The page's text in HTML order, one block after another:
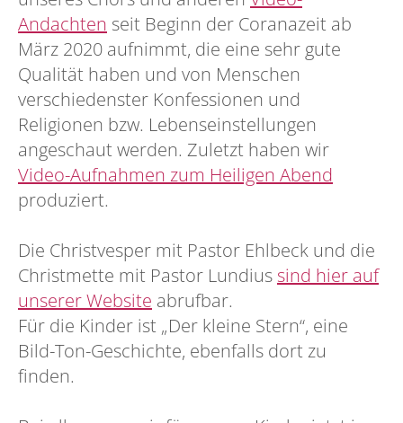
Andachten seit Beginn der Coranazeit ab
März 2020 aufnimmt, die eine sehr gute
Qualität haben und von Menschen
verschiedenster Konfessionen und
Religionen bzw. Lebenseinstellungen
angeschaut werden. Zuletzt haben wir
Video-Aufnahmen zum Heiligen Abend
produziert.
Die Christvesper mit Pastor Ehlbeck und die
Christmette mit Pastor Lundius sind hier auf
unserer Website abrufbar.
Für die Kinder ist „Der kleine Stern“, eine
Bild-Ton-Geschichte, ebenfalls dort zu
finden.